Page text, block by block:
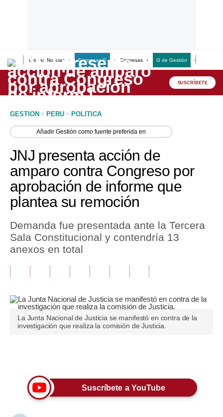
Últimas Noticias Empresas G Empresas G de Gestión
Lo último
Peru Quiosco
Economía
Mercados
Perú
Política
Tu Dinero
Plus G
Opinión
Tendencias
SUSCRÍBETE
GESTION > PERU > POLITICA
AñadirGestión como fuente preferida en
JNJ presenta acción de
amparo contra Congreso por
aprobación de informe que
plantea su remoción
Demanda fue presentada ante la Tercera
Sala Constitucional y contendría 13
anexos en total
La Junta Nacional de Justicia se manifestó en contra de la
investigación que realiza la comisión de Justicia.
Suscríbete a YouTube